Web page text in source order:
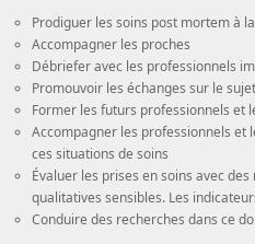
Prodiguer les soins post mortem à
Accompagner les proches
Débriefer avec les professionnels
Promouvoir les échanges sur le sujet
Former les futurs professionnels et
Accompagner les professionnels et
ces situations de soins
Évaluer les prises en soins avec
qualitatives sensibles. Les
Conduire des recherches dans ce